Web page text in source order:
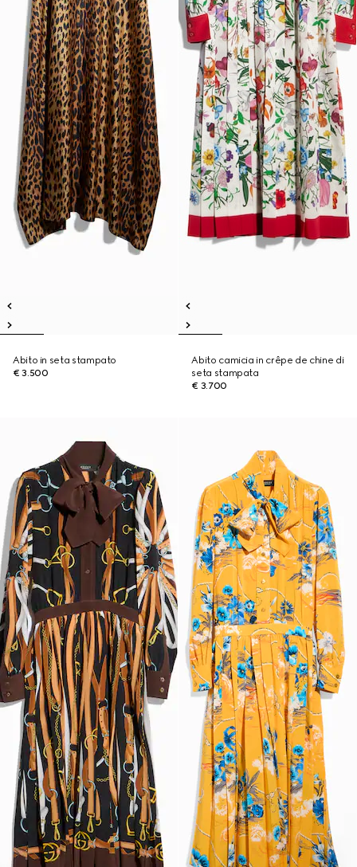
Abito in seta stampato
€ 3.500
Abito camicia in crêpe de chine di
seta stampata
€ 3.700